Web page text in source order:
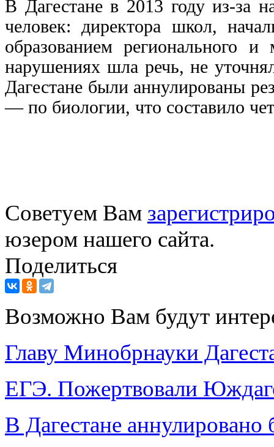
В Дагестане в 2013 году из-за
человек: директора школ,
образованием регионального
нарушениях шла речь, не
Дагестане были аннулированы
— по биологии, что составило
Советуем Вам
юзером нашего сайта.
Поделиться
Возможно Вам будут
Главу Минобрнауки
ЕГЭ. Пожертвовали
В Дагестане